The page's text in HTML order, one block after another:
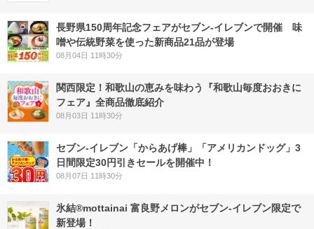
長野県150周年記念フェアがセブン-イレブンで開催 味
噌や伝統野菜を使った新商品21品が登場
08月04日 11時30分
関西限定！和歌山の恵みを味わう『和歌山毎度おおきに
フェア』全商品徹底紹介
08月03日 11時30分
セブン‐イレブン「からあげ棒」「アメリカンドッグ」3
日間限定30円引きセールを開催中！
08月07日 11時30分
氷結®mottainai 富良野メロンがセブン‐イレブン限定で
新登場！